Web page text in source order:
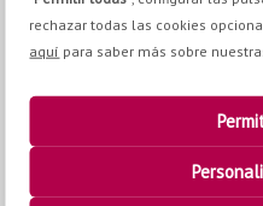
rechazar todas las cookies
aquí para saber más sobre
+34 967 21 70 30
+34 967 24 11 02
YOU BE INTERESTED IN